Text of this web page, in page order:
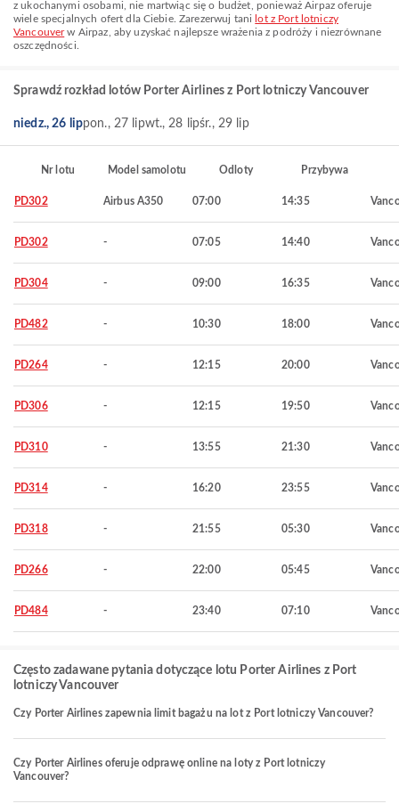
z ukochanymi osobami, nie martwiąc się o budżet, ponieważ Airpaz oferuje
wiele specjalnych ofert dla Ciebie. Zarezerwuj tani lot z Port lotniczy
Vancouverw Airpaz, aby uzyskać najlepsze wrażenia z podróży i niezrównane
oszczędności.
Sprawdź rozkład lotów Porter Airlines z Port lotniczy Vancouver
niedz., 26 lippon., 27 lipwt., 28 lipśr., 29 lip
Nr lotu Model samolotu Odloty Przybywa
PD302 Airbus A350 07:00 14:35
PD302 - 07:05 14:40
PD304 - 09:00 16:35
PD482 - 10:30 18:00
PD264 - 12:15 20:00
PD306 - 12:15 19:50
PD310 - 13:55 21:30
PD314 - 16:20 23:55
PD318 - 21:55 05:30
PD266 - 22:00 05:45
PD484 - 23:40 07:10
Często zadawane pytania dotyczące lotu Porter Airlines z Port
lotniczy Vancouver
Czy Porter Airlines zapewnia limit bagażu na lot z Port lotniczy Vancouver?
Czy Porter Airlines oferuje odprawę online na loty z Port lotniczy
Vancouver?